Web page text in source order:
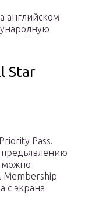
английском
Star
Pass.
предъявлению
можно
Membership
с экрана